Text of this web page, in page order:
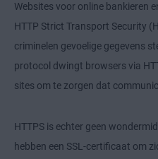
Websites voor online bankieren
HTTP Strict Transport Security
criminelen gevoelige gegevens
protocol dwingt browsers via
sites om te zorgen dat
HTTPS is echter geen
hebben een SSL-certificaat om